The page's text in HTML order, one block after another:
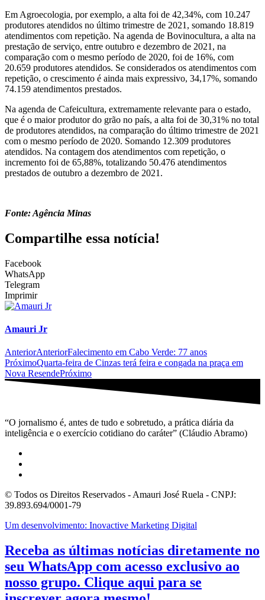
Em Agroecologia, por exemplo, a alta foi de 42,34%, com 10.247
produtores atendidos no último trimestre de 2021, somando 18.819
atendimentos com repetição. Na agenda de Bovinocultura, a alta na
prestação de serviço, entre outubro e dezembro de 2021, na
comparação com o mesmo período de 2020, foi de 16%, com
20.659 produtores atendidos. Se considerados os atendimentos com
repetição, o crescimento é ainda mais expressivo, 34,17%, somando
74.159 atendimentos prestados.
Na agenda de Cafeicultura, extremamente relevante para o estado,
que é o maior produtor do grão no país, a alta foi de 30,31% no total
de produtores atendidos, na comparação do último trimestre de 2021
com o mesmo período de 2020. Somando 12.309 produtores
atendidos. Na contagem dos atendimentos com repetição, o
incremento foi de 65,88%, totalizando 50.476 atendimentos
prestados de outubro a dezembro de 2021.
Fonte: Agência Minas
Compartilhe essa notícia!
Facebook
WhatsApp
Telegram
Imprimir
Amauri Jr
AnteriorAnteriorFalecimento em Cabo Verde: 77 anos
PróximoQuarta-feira de Cinzas terá feira e congada na praça em
Nova ResendePróximo
“O jornalismo é, antes de tudo e sobretudo, a prática diária da
inteligência e o exercício cotidiano do caráter” (Cláudio Abramo)
© Todos os Direitos Reservados - Amauri José Ruela - CNPJ:
39.893.694/0001-79
Um desenvolvimento: Inovactive Marketing Digital
Receba as últimas notícias diretamente no
seu WhatsApp com acesso exclusivo ao
nosso grupo. Clique aqui para se